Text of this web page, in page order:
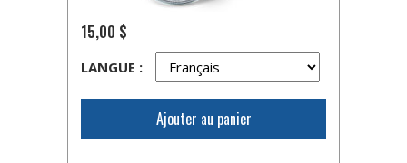
15,00 $
LANGUE :
Ajouter au panier